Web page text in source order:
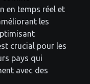
en temps réel et
les
crucial pour les
pays qui
avec des